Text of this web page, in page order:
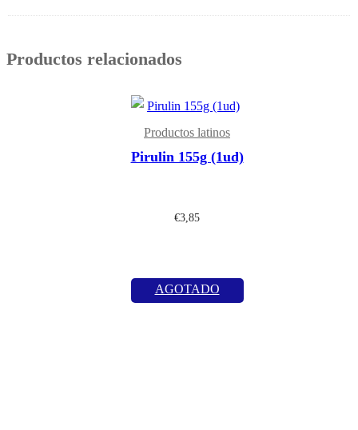
Productos relacionados
Productos latinos
Pirulin 155g (1ud)
€3,85
AGOTADO